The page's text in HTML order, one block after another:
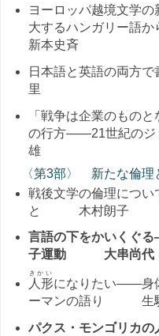
ヨーロッパ越境文学
大するハンガリー
新本史斉
日本語と英語の両
里
「戦争は企業のもの
の行方――21世紀の
雄
〈第3部〉 新たな倫理
戦後文学の倫理につい
と 木村朗子
言語の下をかいくぐ
子運動 大串尚代・
人形
きかい
になりたい――身
ーマンの語り 生
パクス・モンゴリカ